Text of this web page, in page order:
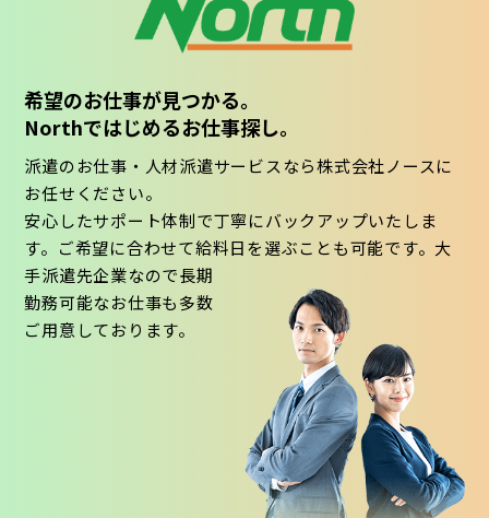
希望のお仕事が見つかる。
Northではじめるお仕事探し。
派遣のお仕事・人材派遣サービスなら株式会社ノースに
お任せください。
安心したサポート体制で丁寧にバックアップいたしま
す。ご希望に合わせて給料日を選ぶことも可能です。大
手派遣先企業なので長期
勤務可能なお仕事も多数
ご用意しております。